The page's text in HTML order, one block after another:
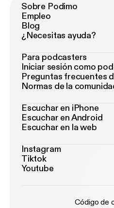
Sobre Podimo
Empleo
Blog
¿Necesitas ayuda?
Para podcasters
Iniciar sesión como
Preguntas frecuentes
Normas de la
Escuchar en iPhone
Escuchar en Android
Escuchar en la web
Instagram
Tiktok
Youtube
Código de